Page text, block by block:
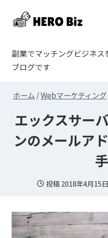
副業でマッチングビジネ
ブログです
ホーム /Webマーケティング
エックスサー
ンのメールア
投稿2018年4月15日